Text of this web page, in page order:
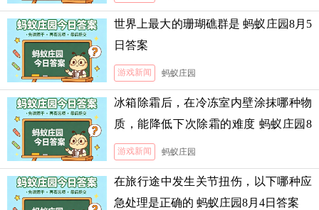
世界上最大的珊瑚礁群是 蚂蚁庄园8月5
日答案
游戏新闻 蚂蚁庄园
冰箱除霜后，在冷冻室内壁涂抹哪种物
质，能降低下次除霜的难度 蚂蚁庄园8
月5日答案
游戏新闻 蚂蚁庄园
在旅行途中发生关节扭伤，以下哪种应
急处理是正确的 蚂蚁庄园8月4日答案